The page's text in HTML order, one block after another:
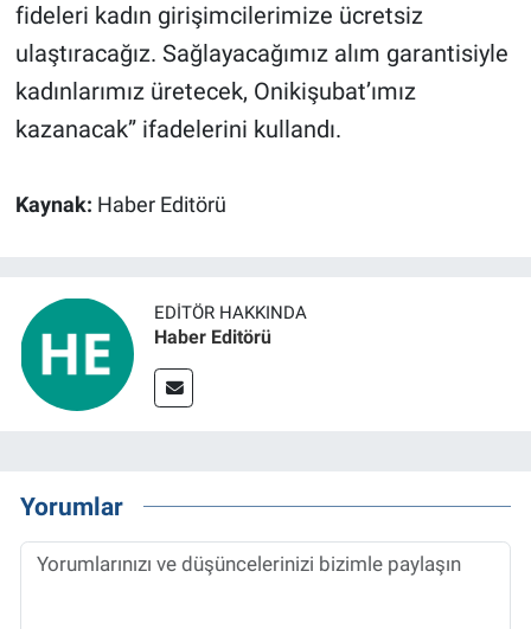
fideleri kadın girişimcilerimize ücretsiz
ulaştıracağız. Sağlayacağımız alım garantisiyle
kadınlarımız üretecek, Onikişubat’ımız
kazanacak” ifadelerini kullandı.
Kaynak: Haber Editörü
EDITÖR HAKKINDA
Haber Editörü
Yorumlar